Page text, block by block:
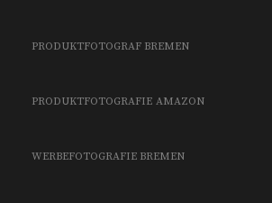
PRODUKTFOTOGRAF BREMEN
PRODUKTFOTOGRAFIE AMAZON
WERBEFOTOGRAFIE BREMEN